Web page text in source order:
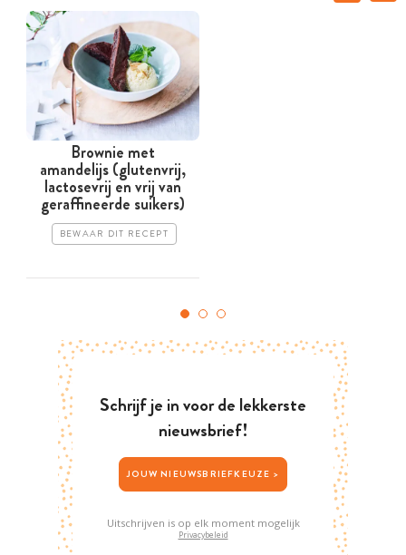
Brownie met
amandelijs (glutenvrij,
lactosevrij en vrij van
geraffineerde suikers)
BEWAAR DIT RECEPT
Schrijf je in voor de lekkerste
nieuwsbrief!
JOUW NIEUWSBRIEFKEUZE >
Uitschrijven is op elk moment mogelijk
Privacybeleid